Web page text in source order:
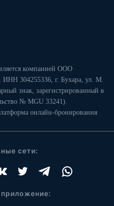
компанией ООО
304255336, г. Бухара, ул. М.
знак, зарегистрированный в
№ MGU 33241).
онлайн-бронирования
сети: